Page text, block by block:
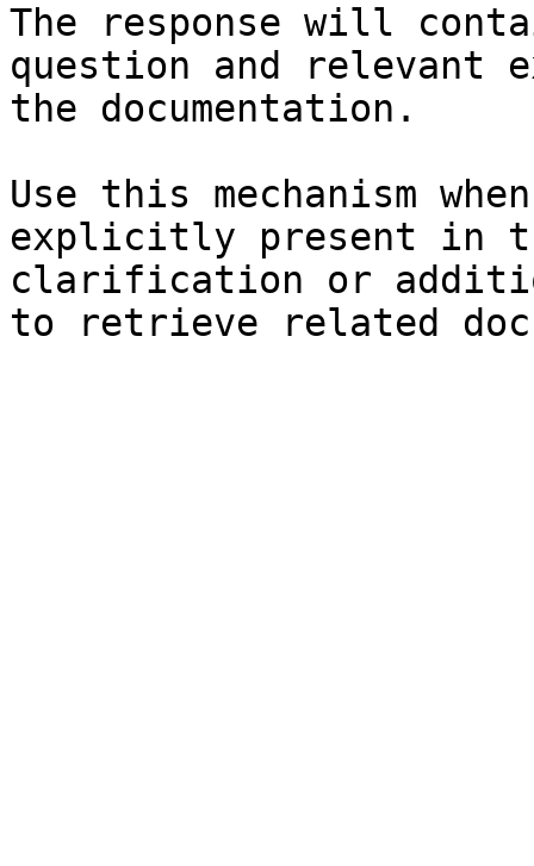
The response will
question and relevant
the documentation.
Use this mechanism
explicitly present in
clarification or